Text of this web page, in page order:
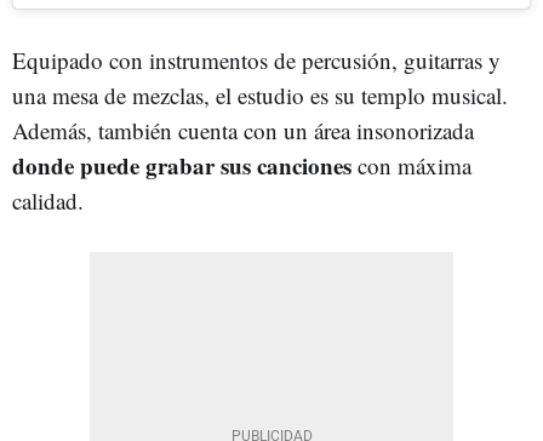
Equipado con instrumentos de percusión, guitarras y
una mesa de mezclas, el estudio es su templo musical.
Además, también cuenta con un área insonorizada
donde puede grabar sus canciones con máxima
calidad.